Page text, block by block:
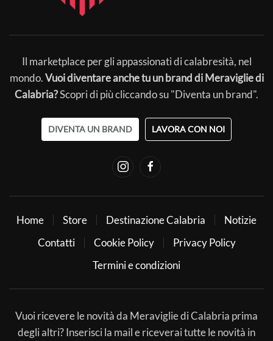
Il marketplace per gli appassionati di calabresità, nel
mondo.Vuoi diventare anche tu un brand di Meraviglie di
Calabria?Scopri di più cliccando su "Diventa un brand".
DIVENTA UN BRAND LAVORA CON NOI
Home Store Destinazione Calabria
Notizie
Contatti
Cookie Policy
Privacy Policy
Termini e condizioni
Vuoi ricevere le novità da Meraviglie di Calabria prima
degli altri? Inserisci la mail e riceverai tutte le novità in